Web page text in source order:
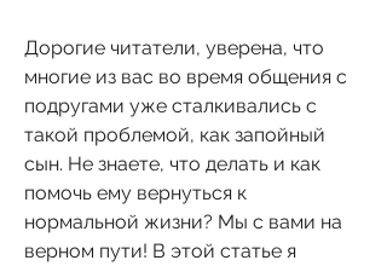
Дорогие читатели, уверена, что
многие из вас во время общения с
подругами уже сталкивались с
такой проблемой, как запойный
сын. Не знаете, что делать и как
помочь ему вернуться к
нормальной жизни? Мы с вами на
верном пути! В этой статье я